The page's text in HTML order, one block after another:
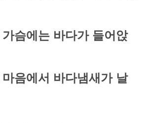
슴에는 바다가 들어앉
음에서 바다냄새가 날